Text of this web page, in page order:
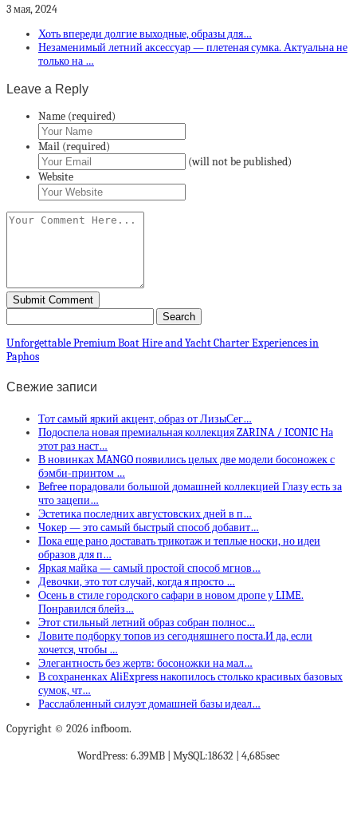
3 мая, 2024
Хоть впереди долгие выходные, образы для…
Незаменимый летний аксессуар — плетеная сумка. Актуальна не
только на …
Leave a Reply
Name (required)
Mail (required)
(will not be published)
Website
Unforgettable Premium Boat Hire and Yacht Charter Experiences in
Paphos
Свежие записи
Тот самый яркий акцент, образ от ЛизыСег…
Подоспела новая премиальная коллекция ZARINA / ICONIC На
этот раз наст…
В новинках MANGO появились целых две модели босоножек с
бэмби-принтом …
Befree порадовали большой домашней коллекцией Глазу есть за
что зацепи…
Эстетика последних августовских дней в п…
Чокер — это самый быстрый способ добавит…
Пока еще рано доставать трикотаж и теплые носки, но идеи
образов для п…
Яркая майка — самый простой способ мгнов…
Девочки, это тот случай, когда я просто …
Осень в стиле городского сафари в новом дропе у LIME.
Понравился блейз…
Этот стильный летний образ собран полнос…
Ловите подборку топов из сегодняшнего поста.И да, если
хочется, чтобы …
Элегантность без жертв: босоножки на мал…
В сохраненках AliExpress накопилось столько красивых базовых
сумок, чт…
Расслабленный силуэт домашней базы идеал…
Copyright © 2026 infboom.
WordPress: 6.39MB | MySQL:18632 | 4,685sec